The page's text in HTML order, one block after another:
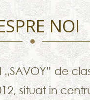
NOI
de
situat in